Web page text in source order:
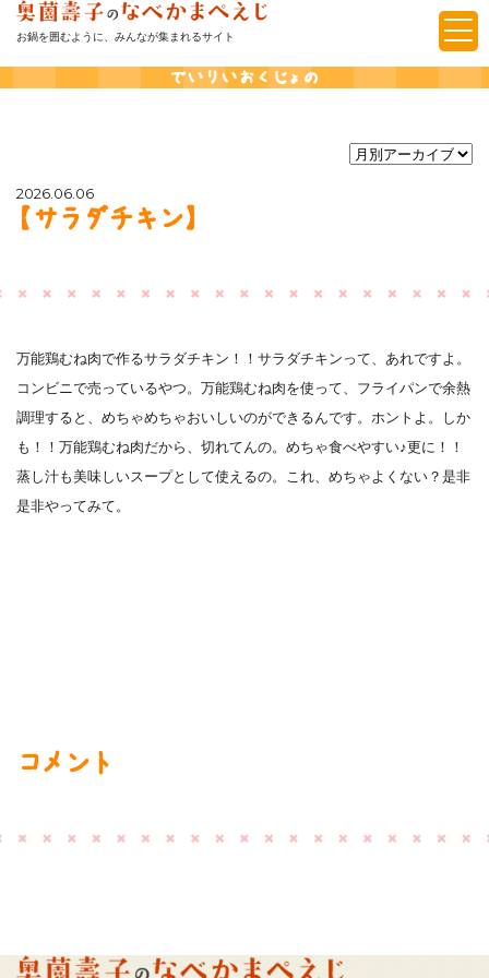
お鍋を囲むように、みんなが集まれるサイト
でいりいおくじょの
2026.06.06
【サラダチキン】
万能鶏むね肉で作るサラダチキン！！サラダチキンって、あれですよ。
コンビニで売っているやつ。万能鶏むね肉を使って、フライパンで余熱
調理すると、めちゃめちゃおいしいのができるんです。ホントよ。しか
も！！万能鶏むね肉だから、切れてんの。めちゃ食べやすい♪更に！！
蒸し汁も美味しいスープとして使えるの。これ、めちゃよくない？是非
是非やってみて。
コメント